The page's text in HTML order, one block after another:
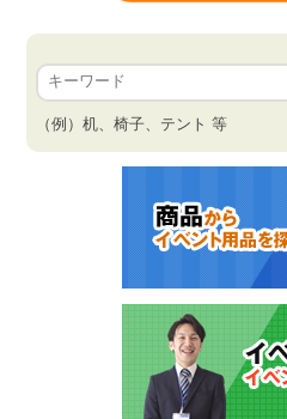
（例）机、椅子、テント 等